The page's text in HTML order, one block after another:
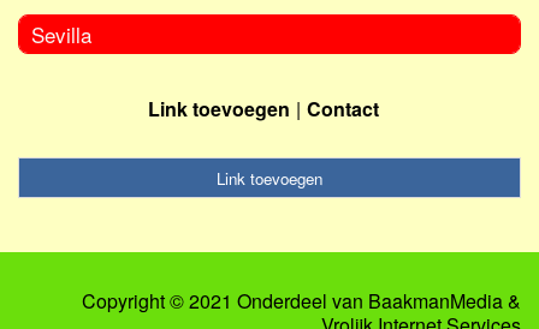
Sevilla
Link toevoegen Contact
Link toevoegen
Copyright © 2021 Onderdeel van BaakmanMedia&